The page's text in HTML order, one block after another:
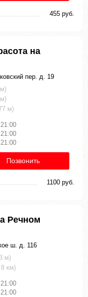
455 руб.
на
пер. д. 19
м)
Позвонить
1100 руб.
Речном
ш. д. 116
м)
км)